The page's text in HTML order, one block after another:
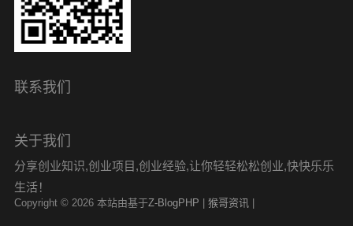
联系我们
关于我们
分享创业知识,创业项目,创业经验,让你轻轻松松创业,快快乐乐
生活！
Copyright © 2026 本站由基于Z-BlogPHP 猴哥资讯|